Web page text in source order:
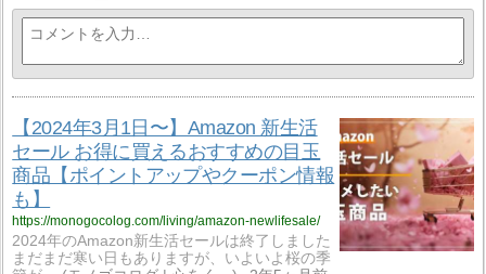
【2024年3月1日〜】Amazon 新生活
セール お得に買えるおすすめの目玉
商品【ポイントアップやクーポン情報
も】
https://monogocolog.com/living/amazon-newlifesale/
2024年のAmazon新生活セールは終了しました
まだまだ寒い日もありますが、いよいよ桜の季